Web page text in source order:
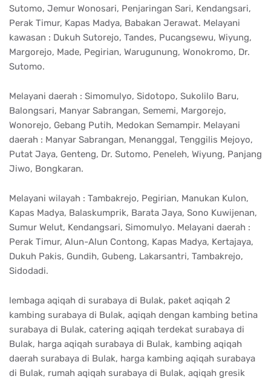
Sutomo, Jemur Wonosari, Penjaringan Sari, Kendangsari,
Perak Timur, Kapas Madya, Babakan Jerawat. Melayani
kawasan : Dukuh Sutorejo, Tandes, Pucangsewu, Wiyung,
Margorejo, Made, Pegirian, Warugunung, Wonokromo, Dr.
Sutomo.
Melayani daerah : Simomulyo, Sidotopo, Sukolilo Baru,
Balongsari, Manyar Sabrangan, Sememi, Margorejo,
Wonorejo, Gebang Putih, Medokan Semampir. Melayani
daerah : Manyar Sabrangan, Menanggal, Tenggilis Mejoyo,
Putat Jaya, Genteng, Dr. Sutomo, Peneleh, Wiyung, Panjang
Jiwo, Bongkaran.
Melayani wilayah : Tambakrejo, Pegirian, Manukan Kulon,
Kapas Madya, Balaskumprik, Barata Jaya, Sono Kuwijenan,
Sumur Welut, Kendangsari, Simomulyo. Melayani daerah :
Perak Timur, Alun-Alun Contong, Kapas Madya, Kertajaya,
Dukuh Pakis, Gundih, Gubeng, Lakarsantri, Tambakrejo,
Sidodadi.
lembaga aqiqah di surabaya di Bulak, paket aqiqah 2
kambing surabaya di Bulak, aqiqah dengan kambing betina
surabaya di Bulak, catering aqiqah terdekat surabaya di
Bulak, harga aqiqah surabaya di Bulak, kambing aqiqah
daerah surabaya di Bulak, harga kambing aqiqah surabaya
di Bulak, rumah aqiqah surabaya di Bulak, aqiqah gresik